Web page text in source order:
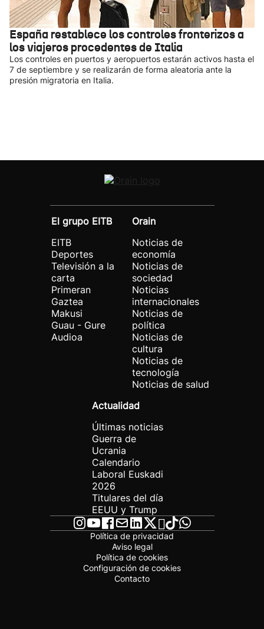
España restablece los controles fronterizos a
los viajeros procedentes de Italia
Los controles en puertos y aeropuertos estarán activos hasta el
7 de septiembre y se realizarán de forma aleatoria ante la
presión migratoria en Italia.
El grupo EITB
EITB
Deportes
Televisión a la
carta
Primeran
Gaztea
Makusi
Guau - Gure
Audioa
Orain
Noticias de
economía
Noticias de
sociedad
Noticias
internacionales
Noticias de
política
Noticias de
cultura
Noticias de
tecnología
Noticias de salud
Actualidad
Últimas noticias
Guerra de
Ucrania
Calendario
Laboral Euskadi
2026
Titulares del día
EEUU y Trump
Política de privacidad
Aviso legal
Política de cookies
Configuración de cookies
Contacto